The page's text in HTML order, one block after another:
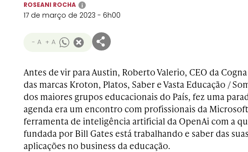
ROSEANI ROCHA i
17 de março de 2023 - 6h00
- A + A
Antes de vir para Austin, Roberto Valerio, CEO da
das marcas Kroton, Platos, Saber e Vasta Educação /
dos maiores grupos educacionais do País, fez uma
agenda era um encontro com profissionais da
ferramenta de inteligência artificial da OpenAi com a
fundada por Bill Gates está trabalhando e saber das
aplicações no business da educação.